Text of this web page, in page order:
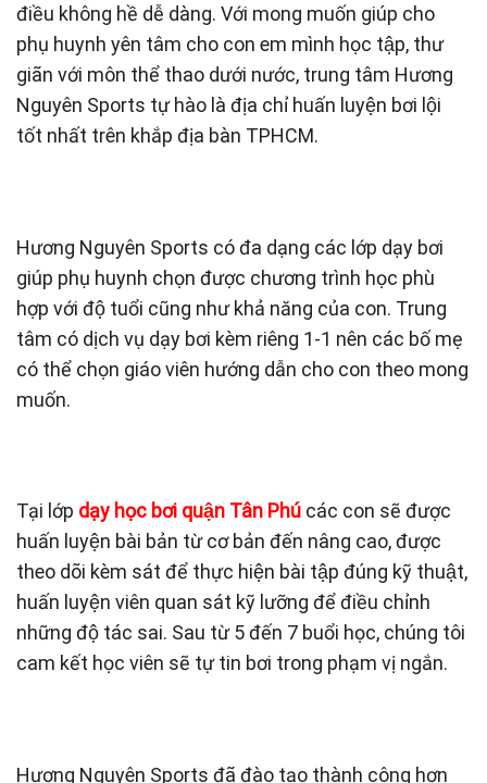
điều không hề dễ dàng. Với mong muốn giúp cho
phụ huynh yên tâm cho con em mình học tập, thư
giãn với môn thể thao dưới nước, trung tâm Hương
Nguyên Sports tự hào là địa chỉ huấn luyện bơi lội
tốt nhất trên khắp địa bàn TPHCM.
Hương Nguyên Sports có đa dạng các lớp dạy bơi
giúp phụ huynh chọn được chương trình học phù
hợp với độ tuổi cũng như khả năng của con. Trung
tâm có dịch vụ dạy bơi kèm riêng 1-1 nên các bố mẹ
có thể chọn giáo viên hướng dẫn cho con theo mong
muốn.
Tại lớp dạy học bơi quận Tân Phú các con sẽ được
huấn luyện bài bản từ cơ bản đến nâng cao, được
theo dõi kèm sát để thực hiện bài tập đúng kỹ thuật,
huấn luyện viên quan sát kỹ lưỡng để điều chỉnh
những độ tác sai. Sau từ 5 đến 7 buổi học, chúng tôi
cam kết học viên sẽ tự tin bơi trong phạm vị ngắn.
Hương Nguyên Sports đã đào tạo thành công hơn